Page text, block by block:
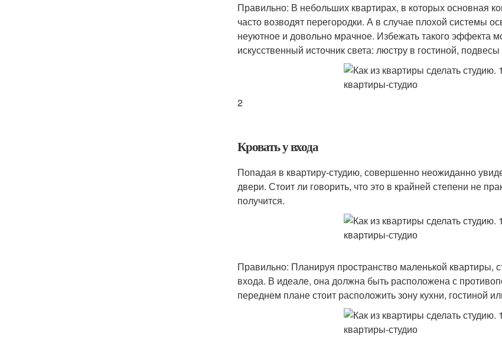
Правильно: В небольших квартирах, в которых основная
часто возводят перегородки. А в случае плохой системы
неуютное и довольно мрачное. Избежать такого эффекта
искусственный источник света: люстру в гостиной,
2
Кровать у входа
Попадая в квартиру-студию, совершенно неожиданно
двери. Стоит ли говорить, что это в крайней степени не
получится.
Правильно: Планируя пространство маленькой квартиры,
входа. В идеале, она должна быть расположена с
переднем плане стоит расположить зону кухни, гостиной